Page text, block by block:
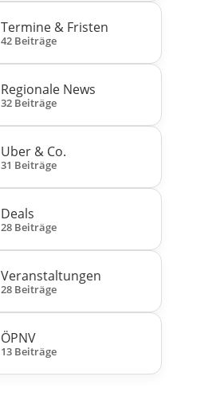
Termine & Fristen
42 Beiträge
Regionale News
32 Beiträge
Uber & Co.
31 Beiträge
Deals
28 Beiträge
Veranstaltungen
28 Beiträge
ÖPNV
13 Beiträge